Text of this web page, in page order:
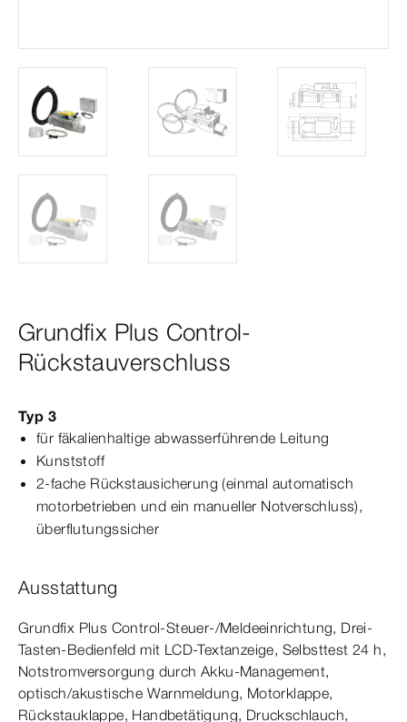
Grundfix Plus Control-
Rückstauverschluss
Typ 3
für fäkalienhaltige abwasserführende Leitung
Kunststoff
2-fache Rückstausicherung (einmal automatisch
motorbetrieben und ein manueller Notverschluss),
überflutungssicher
Ausstattung
Grundfix Plus Control-Steuer-/Meldeeinrichtung, Drei-​
Tasten-​Bedienfeld mit LCD-​Textanzeige, Selbsttest 24 h,
Notstromversorgung durch Akku-​Management,
optisch/akustische Warnmeldung, Motorklappe,
Rückstauklappe, Handbetätigung, Druckschlauch,